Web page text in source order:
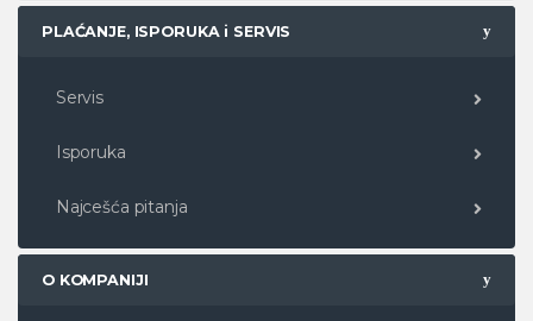
PLAĆANJE, ISPORUKA i SERVIS
Servis
Isporuka
Najcešća pitanja
O KOMPANIJI